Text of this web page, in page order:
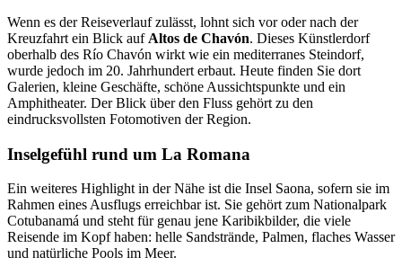
Wenn es der Reiseverlauf zulässt, lohnt sich vor oder nach der
Kreuzfahrt ein Blick auf Altos de Chavón. Dieses Künstlerdorf
oberhalb des Río Chavón wirkt wie ein mediterranes Steindorf,
wurde jedoch im 20. Jahrhundert erbaut. Heute finden Sie dort
Galerien, kleine Geschäfte, schöne Aussichtspunkte und ein
Amphitheater. Der Blick über den Fluss gehört zu den
eindrucksvollsten Fotomotiven der Region.
Inselgefühl rund um La Romana
Ein weiteres Highlight in der Nähe ist die Insel Saona, sofern sie im
Rahmen eines Ausflugs erreichbar ist. Sie gehört zum Nationalpark
Cotubanamá und steht für genau jene Karibikbilder, die viele
Reisende im Kopf haben: helle Sandstrände, Palmen, flaches Wasser
und natürliche Pools im Meer.